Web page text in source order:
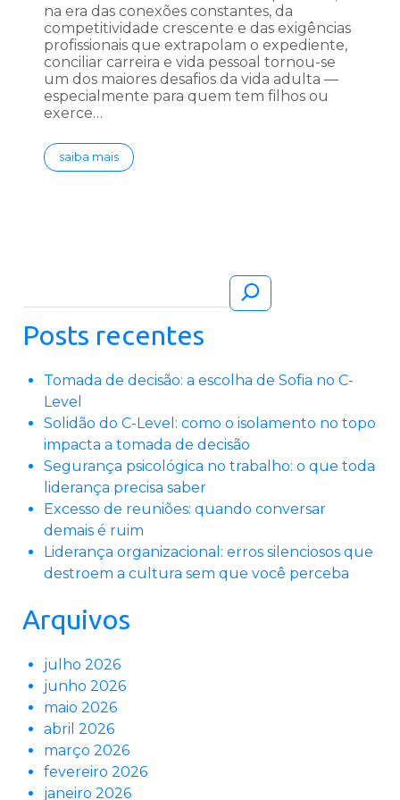
na era das conexões constantes, da
competitividade crescente e das exigências
profissionais que extrapolam o expediente,
conciliar carreira e vida pessoal tornou-se
um dos maiores desafios da vida adulta —
especialmente para quem tem filhos ou
exerce…
saiba mais
Posts recentes
Tomada de decisão: a escolha de Sofia no C-
Level
Solidão do C-Level: como o isolamento no topo
impacta a tomada de decisão
Segurança psicológica no trabalho: o que toda
liderança precisa saber
Excesso de reuniões: quando conversar
demais é ruim
Liderança organizacional: erros silenciosos que
destroem a cultura sem que você perceba
Arquivos
julho 2026
junho 2026
maio 2026
abril 2026
março 2026
fevereiro 2026
janeiro 2026